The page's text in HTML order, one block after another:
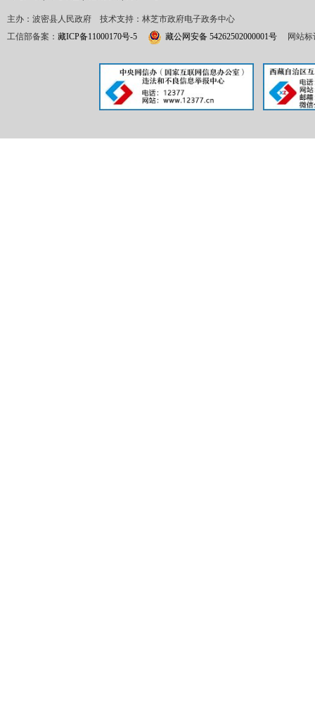
主办：波密县人民政府 技术支持：林芝市政府电子政务中心
工信部备案： 藏ICP备11000170号-5 藏公网安备 54262502000001号 网站标